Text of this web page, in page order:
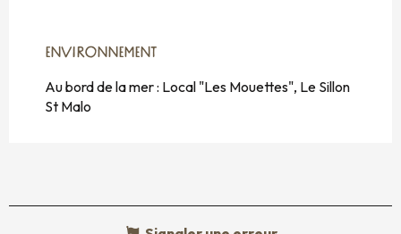
ENVIRONNEMENT
ENVIRONNEMENT
Au bord de la mer : Local "Les Mouettes", Le Sillon
St Malo